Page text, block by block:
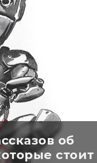
об
стоит